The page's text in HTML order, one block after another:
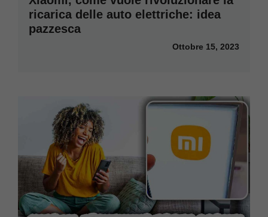
ricarica delle auto elettriche: idea
pazzesca
Ottobre 15, 2023